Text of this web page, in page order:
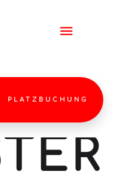
PLATZBUCHUNG